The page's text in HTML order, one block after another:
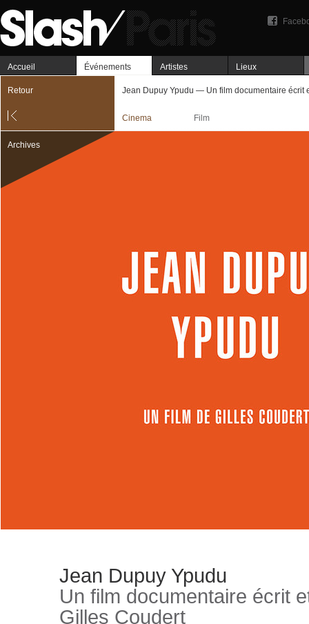
Accueil Événements Artistes Lieux
Retour Jean Dupuy Ypudu — Un film documentaire écrit
Cinema Film
Archives
Jean Dupuy Ypudu
Un film documentaire écrit
Gilles Coudert